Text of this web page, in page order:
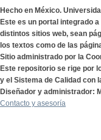
Hecho en México.
Este es un portal integrado
distintos sitios web, sean
los textos como de las
Sitio administrado por la
Este repositorio se rige por
y el Sistema de Calidad con
Diseñador y administrador:
Contacto y asesoría